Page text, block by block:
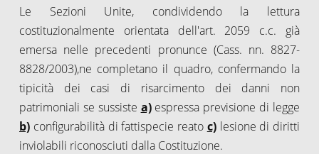
Le Sezioni Unite, condividendo la lettura
costituzionalmente orientata dell'art. 2059 c.c. già
emersa nelle precedenti pronunce (Cass. nn. 8827-
8828/2003),ne completano il quadro, confermando la
tipicità dei casi di risarcimento dei danni non
patrimoniali se sussiste a)espressa previsione di legge
b) configurabilità di fattispecie reato c)lesione di diritti
inviolabili riconosciuti dalla Costituzione.